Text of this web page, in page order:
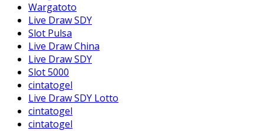
Wargatoto
Live Draw SDY
Slot Pulsa
Live Draw China
Live Draw SDY
Slot 5000
cintatogel
Live Draw SDY Lotto
cintatogel
cintatogel